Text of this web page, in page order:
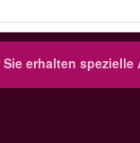
Sie erhalten spezielle